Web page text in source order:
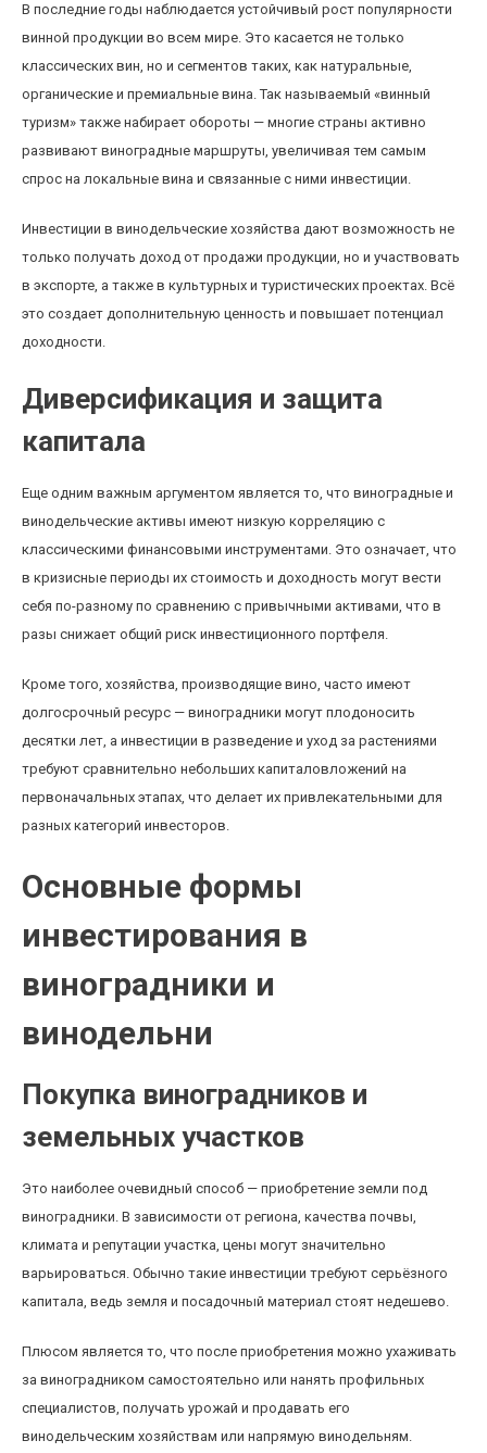
В последние годы наблюдается устойчивый рост популярности
винной продукции во всем мире. Это касается не только
классических вин, но и сегментов таких, как натуральные,
органические и премиальные вина. Так называемый «винный
туризм» также набирает обороты — многие страны активно
развивают виноградные маршруты, увеличивая тем самым
спрос на локальные вина и связанные с ними инвестиции.
Инвестиции в винодельческие хозяйства дают возможность не
только получать доход от продажи продукции, но и участвовать
в экспорте, а также в культурных и туристических проектах. Всё
это создает дополнительную ценность и повышает потенциал
доходности.
Диверсификация и защита
капитала
Еще одним важным аргументом является то, что виноградные и
винодельческие активы имеют низкую корреляцию с
классическими финансовыми инструментами. Это означает, что
в кризисные периоды их стоимость и доходность могут вести
себя по-разному по сравнению с привычными активами, что в
разы снижает общий риск инвестиционного портфеля.
Кроме того, хозяйства, производящие вино, часто имеют
долгосрочный ресурс — виноградники могут плодоносить
десятки лет, а инвестиции в разведение и уход за растениями
требуют сравнительно небольших капиталовложений на
первоначальных этапах, что делает их привлекательными для
разных категорий инвесторов.
Основные формы
инвестирования в
виноградники и
винодельни
Покупка виноградников и
земельных участков
Это наиболее очевидный способ — приобретение земли под
виноградники. В зависимости от региона, качества почвы,
климата и репутации участка, цены могут значительно
варьироваться. Обычно такие инвестиции требуют серьёзного
капитала, ведь земля и посадочный материал стоят недешево.
Плюсом является то, что после приобретения можно ухаживать
за виноградником самостоятельно или нанять профильных
специалистов, получать урожай и продавать его
винодельческим хозяйствам или напрямую винодельням.